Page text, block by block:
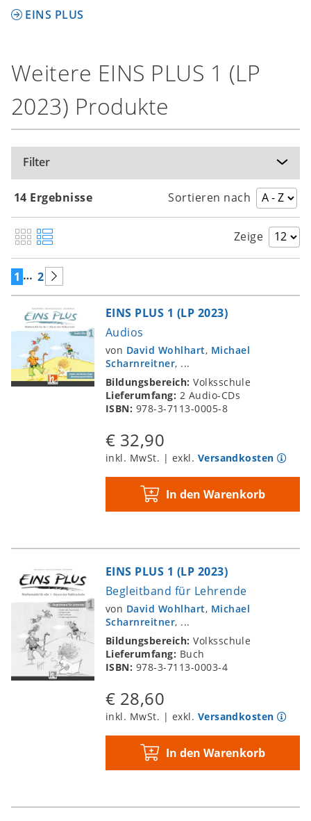
EINS PLUS
Weitere EINS PLUS 1 (LP
2023) Produkte
Filter
14 Ergebnisse Sortieren nach
Zeige
1 … 2
EINS PLUS 1 (LP 2023)
Audios
von David Wohlhart, Michael
Scharnreitner, ...
Bildungsbereich:Volksschule
Lieferumfang: 2 Audio-CDs
ISBN: 978-3-7113-0005-8
€ 32,90
inkl. MwSt. | exkl. Versandkosten
In den Warenkorb
EINS PLUS 1 (LP 2023)
Begleitband für Lehrende
von David Wohlhart, Michael
Scharnreitner, ...
Bildungsbereich:Volksschule
Lieferumfang: Buch
ISBN: 978-3-7113-0003-4
€ 28,60
inkl. MwSt. | exkl. Versandkosten
In den Warenkorb